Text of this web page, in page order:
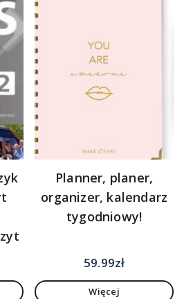
Planner, planer,
organizer, kalendarz
tygodniowy!
59.99zł
Więcej